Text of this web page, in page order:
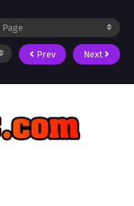
Prev Next